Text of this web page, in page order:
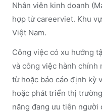
Nhân viên kinh doanh
hợp từ careerviet. Khu
Việt Nam.
Công việc có xu hướng
và công việc hành chính
từ hoặc báo cáo định kỳ
hoặc phát triển thị
năng đang ưu tiên